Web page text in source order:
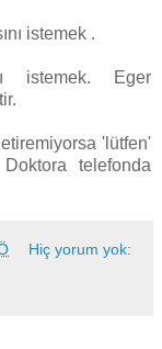
istemek .
istemek. Eger
'lütfen'
telefonda
Hiç yorum yok: